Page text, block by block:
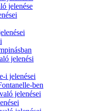
jelenése
jelenési
i jelenései
ben
jelenései